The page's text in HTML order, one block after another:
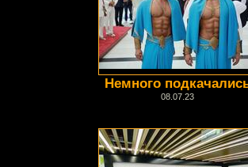
Немного
08.07.23